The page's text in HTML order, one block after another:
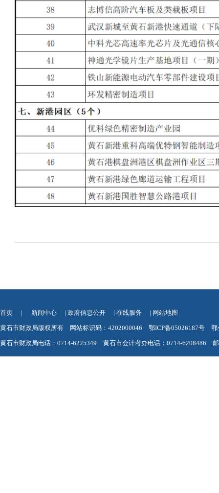
首页 | 新闻中心 | 政府信息公开 | 在线服务 | 网站地图
黄石市财政局版权所有 网站标识码：4202000046 鄂ICP备05026187号 鄂
黄石市财政局电话：0714-6225349 黄石市会计考办电话：0714-6208486